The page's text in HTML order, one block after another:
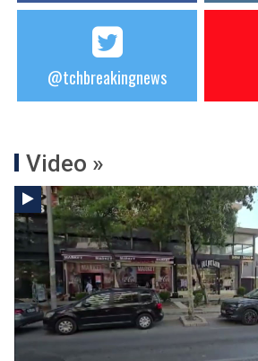
@tchbreakingnews
Video »